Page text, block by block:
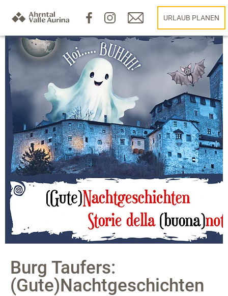
URLAUB PLANEN
Burg Taufers:
(Gute)Nachtgeschichten